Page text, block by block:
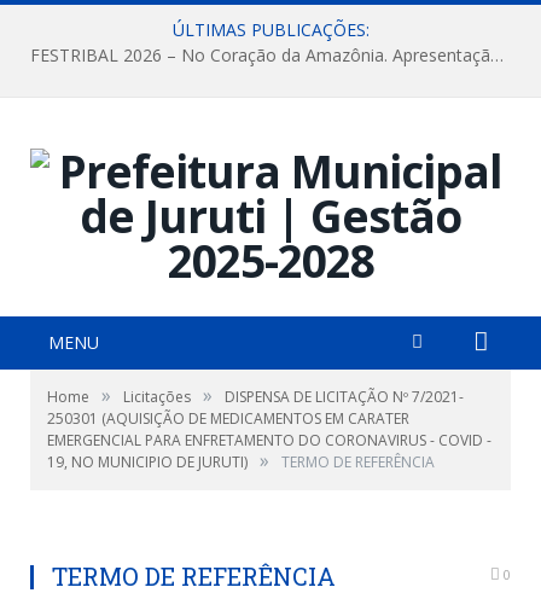
ÚLTIMAS PUBLICAÇÕES:
FESTRIBAL 2026 – No Coração da Amazônia. Apresentação da Munduruku.
MENU
Home » Licitações »
DISPENSA DE LICITAÇÃO Nº 7/2021-
250301 (AQUISIÇÃO DE MEDICAMENTOS EM CARATER
EMERGENCIAL PARA ENFRETAMENTO DO CORONAVIRUS - COVID -
19, NO MUNICIPIO DE JURUTI) » TERMO DE REFERÊNCIA
TERMO DE REFERÊNCIA 0